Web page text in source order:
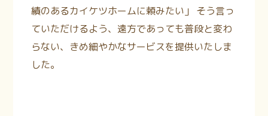
績のあるカイケツホームに頼みたい」 そう言っ
ていただけるよう、遠方であっても普段と変わ
らない、きめ細やかなサービスを提供いたしま
した。